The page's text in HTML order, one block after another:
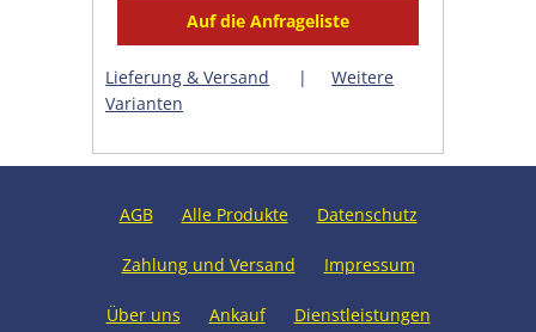
Lieferung & Versand |
Weitere
Varianten
AGB Alle Produkte Datenschutz
Zahlung und Versand Impressum
Über uns Ankauf Dienstleistungen